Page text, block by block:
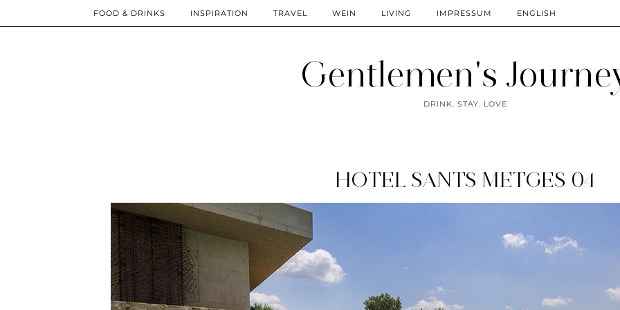
Gentlemen's
DRINK. STAY. LOVE
FOOD & DRINKS INSPIRATION TRAVEL WEIN LIVING IMPRESSUM ENGLISH
HOTEL SANTS METGES 04